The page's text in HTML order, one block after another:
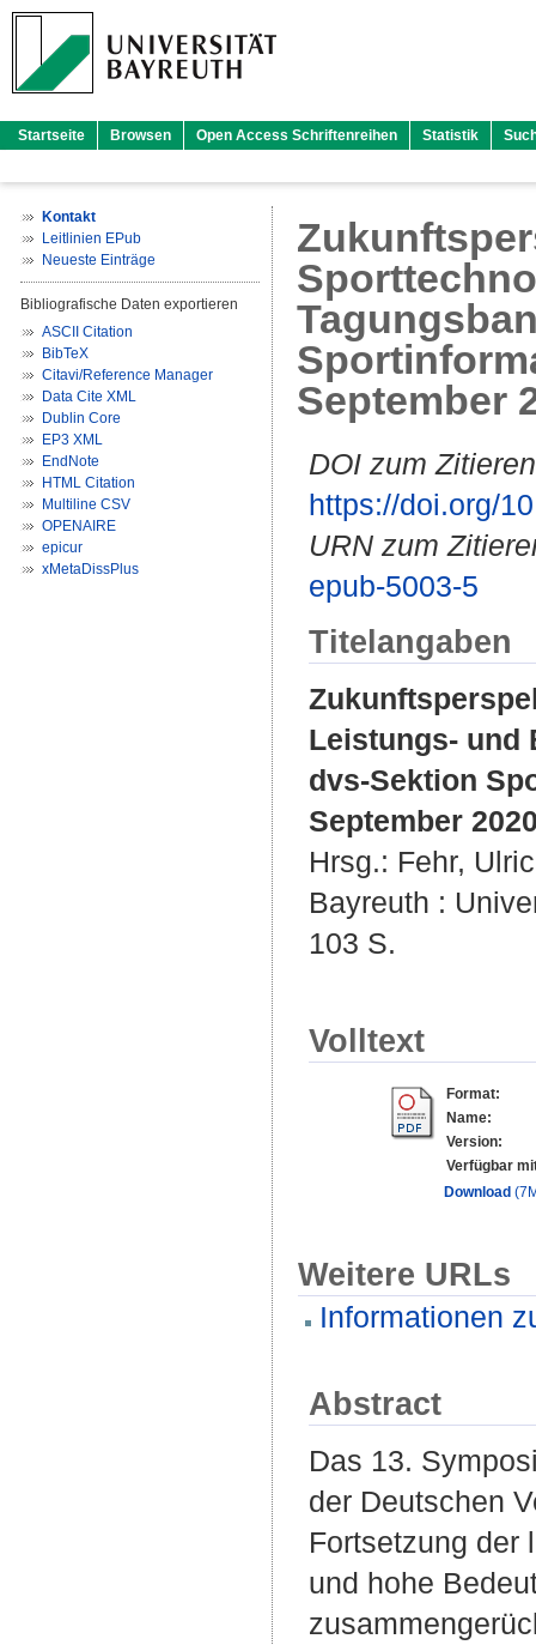
Startseite Browsen Open Access Schriftenreihen Statistik
Kontakt
Leitlinien EPub
Neueste Einträge
Bibliografische Daten exportieren
ASCII Citation
BibTeX
Citavi/Reference Manager
Data Cite XML
Dublin Core
EP3 XML
EndNote
HTML Citation
Multiline CSV
OPENAIRE
epicur
xMetaDissPlus
September
DOI zum
https://doi.org/
URN zum
epub-5003-5
Titelangaben
Leistungs- und
dvs-Sektion
September
Hrsg.: Fehr,
Bayreuth :
103 S.
Volltext
Format:
Name:
Version:
Verfügbar
Download
Weitere URLs
Informationen
Abstract
Das 13.
der Deutschen
Fortsetzung der
und hohe